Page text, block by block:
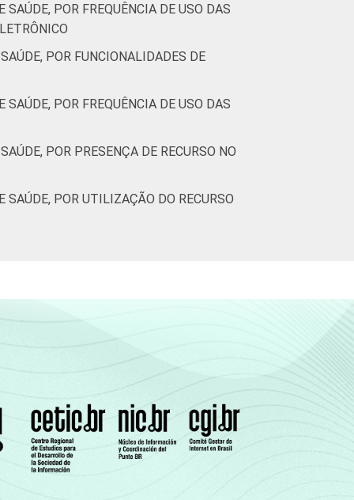
POR FREQUÊNCIA DE USO DAS
POR FUNCIONALIDADES DE
POR FREQUÊNCIA DE USO DAS
POR PRESENÇA DE RECURSO NO
POR UTILIZAÇÃO DO RECURSO